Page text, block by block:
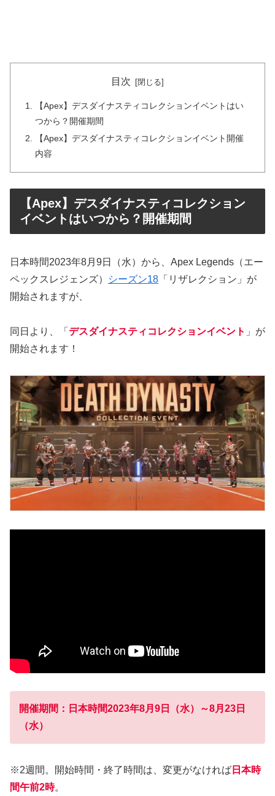
目次
【Apex】デスダイナスティコレクションイベントはい
つから？開催期間
【Apex】デスダイナスティコレクションイベント開催
内容
【Apex】デスダイナスティコレクション
イベントはいつから？開催期間
日本時間2023年8月9日（水）から、Apex Legends（エー
ペックスレジェンズ）
シーズン18 「リザレクション」が
開始されますが、
同日より、「 デスダイナスティコレクションイベント 」が
開始されます！
開催期間：日本時間2023年8月9日（水）～8月23日
（水）
※2週間。開始時間・終了時間は、変更がなければ 日本時
間午前2時。